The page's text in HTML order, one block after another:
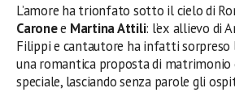
L’amore ha trionfato sotto il cielo di
Caronee Martina Attili: l’ex allievo di
Filippi e cantautore ha infatti sorpreso
una romantica proposta di matrimonio
speciale, lasciando senza parole gli